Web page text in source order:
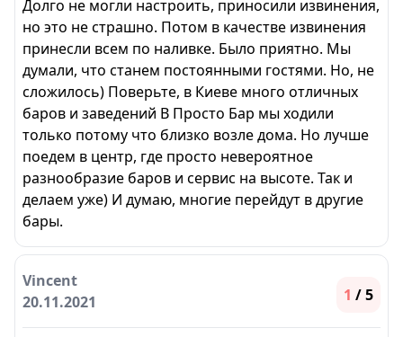
Долго не могли настроить, приносили извинения,
но это не страшно. Потом в качестве извинения
принесли всем по наливке. Было приятно. Мы
думали, что станем постоянными гостями. Но, не
сложилось) Поверьте, в Киеве много отличных
баров и заведений В Просто Бар мы ходили
только потому что близко возле дома. Но лучше
поедем в центр, где просто невероятное
разнообразие баров и сервис на высоте. Так и
делаем уже) И думаю, многие перейдут в другие
бары.
Vincent
20.11.2021
1 / 5